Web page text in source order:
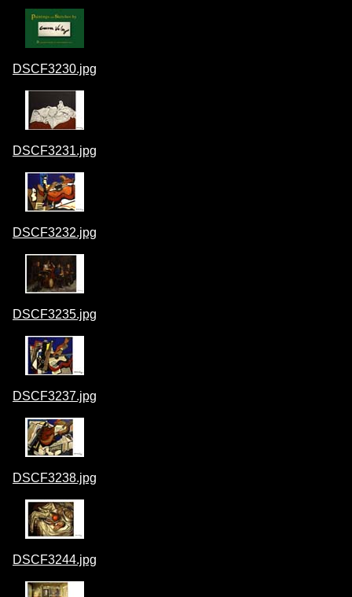
DSCF3230.jpg
DSCF3231.jpg
DSCF3232.jpg
DSCF3235.jpg
DSCF3237.jpg
DSCF3238.jpg
DSCF3244.jpg